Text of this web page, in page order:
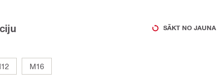
SĀKT NO JAUNA
M16